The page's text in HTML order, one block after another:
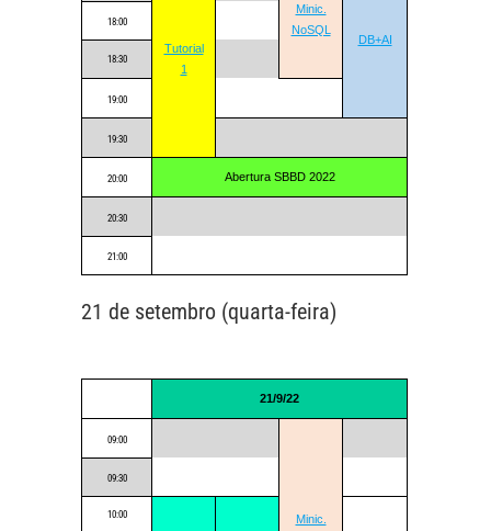
Tutorial
1
Minic.
NoSQL
DB+AI
18:00
18:30
19:00
19:30
20:00 Abertura SBBD 2022
20:30
21:00
21 de setembro (quarta-feira)
21/9/22
09:00
Minic.
09:30
10:00